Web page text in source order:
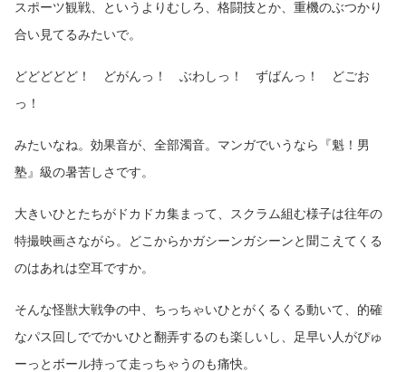
スポーツ観戦、というよりむしろ、格闘技とか、重機のぶつかり
合い見てるみたいで。
どどどどど！ どがんっ！ ぶわしっ！ ずばんっ！ どごお
っ！
みたいなね。効果音が、全部濁音。マンガでいうなら『魁！男
塾』級の暑苦しさです。
大きいひとたちがドカドカ集まって、スクラム組む様子は往年の
特撮映画さながら。どこからかガシーンガシーンと聞こえてくる
のはあれは空耳ですか。
そんな怪獣大戦争の中、ちっちゃいひとがくるくる動いて、的確
なパス回しででかいひと翻弄するのも楽しいし、足早い人がぴゅ
ーっとボール持って走っちゃうのも痛快。